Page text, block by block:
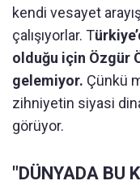
kendi vesayet
çalışıyorlar. T
olduğu için Özgür
gelemiyor. Çünkü
zihniyetin siyasi
görüyor.
"DÜNYADA BU